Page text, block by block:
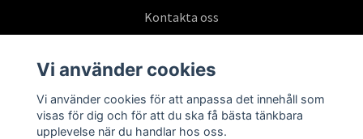
Kontakta oss
Prenumerera på vårt nyhetsbrev
Vi använder cookies
Vi använder cookies för att anpassa det innehåll som
visas för dig och för att du ska få bästa tänkbara
upplevelse när du handlar hos oss.